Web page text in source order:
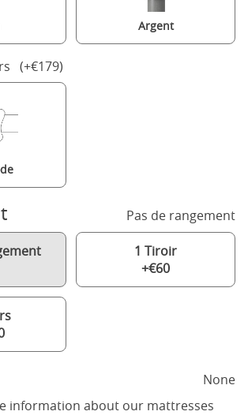
Argent
(+€179)
Pas de rangement
1 Tiroir
+€60
None
information about our mattresses